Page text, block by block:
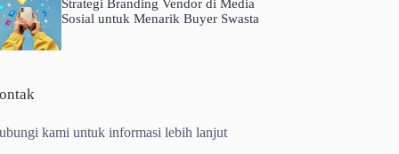
Strategi Branding Vendor di Media
Sosial untuk Menarik Buyer Swasta
kami untuk informasi lebih lanjut